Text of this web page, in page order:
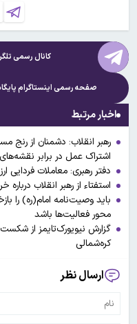
کانال رسمی
صفحه رسمی اینستاگرام
اخبار مرتبط
رهبر انقلاب: دشمنان از
اشتراک عمل در برابر
دفتر رهبری: معاملات فردایی
استفتاء ‌از رهبر انقلاب
باید وصیت‌نامه امام(ره) را
محور فعالیت‌ها باشد
گزارش نیویورک‌تایمز از
کره‌شمالی
ارسال نظر